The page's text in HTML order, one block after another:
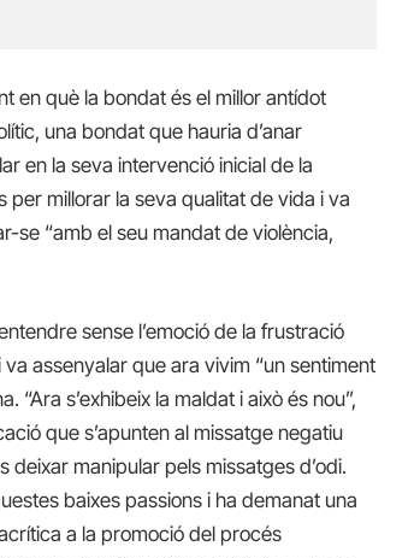
en què la bondat és el millor antídot
una bondat que hauria d’anar
en la seva intervenció inicial de la
millorar la seva qualitat de vida i va
se “amb el seu mandat de violència,
sense l’emoció de la frustració
assenyalar que ara vivim “un sentiment
“Ara s’exhibeix la maldat i això és nou”,
que s’apunten al missatge negatiu
manipular pels missatges d’odi.
baixes passions i ha demanat una
a la promoció del procés